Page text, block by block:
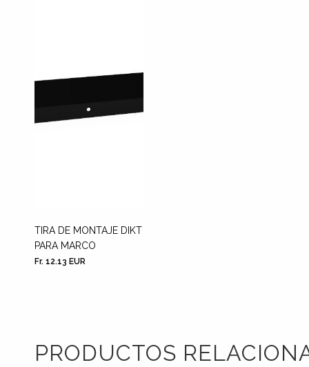
TIRA DE MONTAJE DIKT
PARA MARCO
Fr. 12.13 EUR
PRODUCTOS